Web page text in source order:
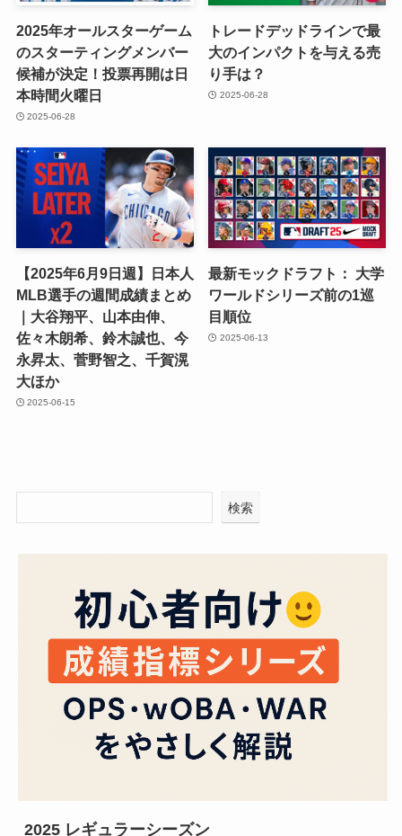
2025年オールスターゲーム
のスターティングメンバー
候補が決定！投票再開は日
本時間火曜日
2025-06-28
トレードデッドラインで最
大のインパクトを与える売
り手は？
2025-06-28
【2025年6月9日週】日本人
MLB選手の週間成績まとめ
｜大谷翔平、山本由伸、
佐々木朗希、鈴木誠也、今
永昇太、菅野智之、千賀滉
大ほか
2025-06-15
最新モックドラフト： 大学
ワールドシリーズ前の1巡
目順位
2025-06-13
検索
2025 レギュラーシーズン